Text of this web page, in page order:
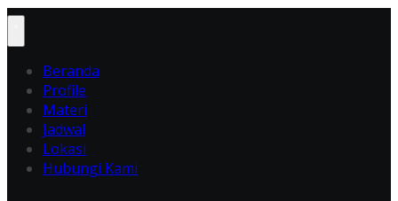
Beranda
Profile
Materi
Jadwal
Lokasi
Hubungi Kami